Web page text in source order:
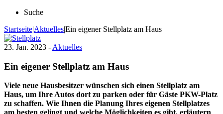
Suche
Startseite|Aktuelles|Ein eigener Stellplatz am Haus
23. Jan. 2023 - Aktuelles
Ein eigener Stellplatz am Haus
Viele neue Hausbesitzer wünschen sich einen Stellplatz am
Haus, um Ihre Autos dort zu parken oder für Gäste PKW-Platz
zu schaffen. Wie Ihnen die Planung Ihres eigenen Stellplatzes